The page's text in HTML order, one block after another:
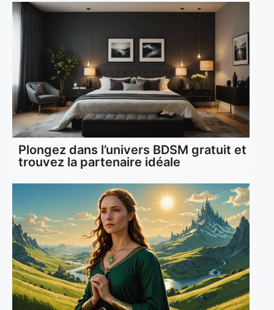
Plongez dans l’univers BDSM gratuit et
trouvez la partenaire idéale